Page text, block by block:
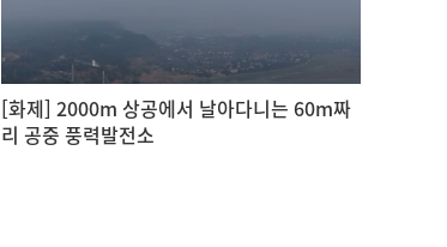
[화제] 2000m 상공에서 날아다니는 60m짜
리 공중 풍력발전소